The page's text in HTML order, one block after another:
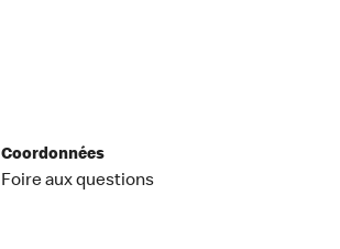
Coordonnées
Foire aux questions